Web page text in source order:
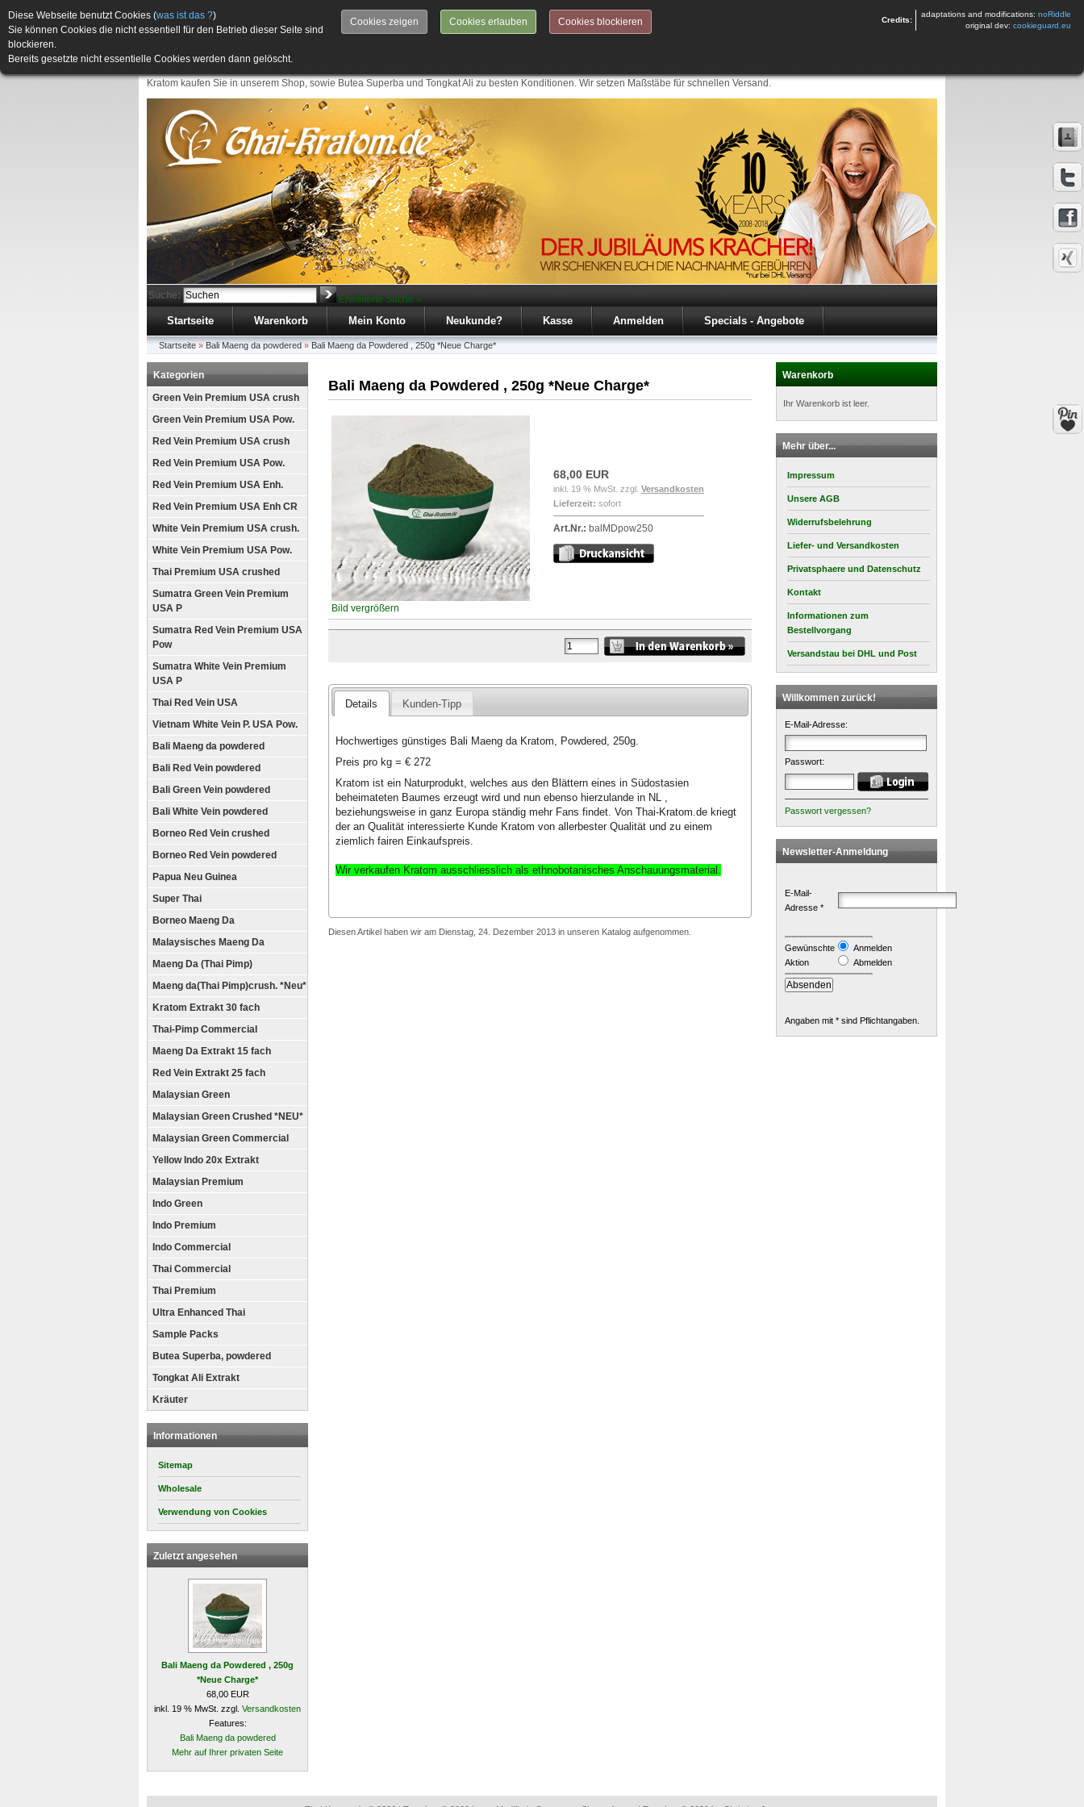
Credits:
adaptations and modifications: noRiddle
original dev: cookieguard.eu
Diese Webseite benutzt Cookies (was ist das ?)
Sie können Cookies die nicht essentiell für den Betrieb dieser Seite sind
blockieren.
Bereits gesetzte nicht essentielle Cookies werden dann gelöscht.
Cookies zeigen Cookies erlauben Cookies blockieren
Kratom kaufen Sie in unserem Shop, sowie Butea Superba und Tongkat Ali zu besten Konditionen. Wir setzen Maßstäbe für schnellen Versand.
Suche: Erweiterte Suche »
Startseite Warenkorb Mein Konto Neukunde? Kasse Anmelden Specials - Angebote
Startseite » Bali Maeng da powdered » Bali Maeng da Powdered , 250g *Neue Charge*
Kategorien
Green Vein Premium USA crush
Green Vein Premium USA Pow.
Red Vein Premium USA crush
Red Vein Premium USA Pow.
Red Vein Premium USA Enh.
Red Vein Premium USA Enh CR
White Vein Premium USA crush.
White Vein Premium USA Pow.
Thai Premium USA crushed
Sumatra Green Vein Premium
USA P
Sumatra Red Vein Premium USA
Pow
Sumatra White Vein Premium
USA P
Thai Red Vein USA
Vietnam White Vein P. USA Pow.
Bali Maeng da powdered
Bali Red Vein powdered
Bali Green Vein powdered
Bali White Vein powdered
Borneo Red Vein crushed
Borneo Red Vein powdered
Papua Neu Guinea
Super Thai
Borneo Maeng Da
Malaysisches Maeng Da
Maeng Da (Thai Pimp)
Maeng da(Thai Pimp)crush. *Neu*
Kratom Extrakt 30 fach
Thai-Pimp Commercial
Maeng Da Extrakt 15 fach
Red Vein Extrakt 25 fach
Malaysian Green
Malaysian Green Crushed *NEU*
Malaysian Green Commercial
Yellow Indo 20x Extrakt
Malaysian Premium
Indo Green
Indo Premium
Indo Commercial
Thai Commercial
Thai Premium
Ultra Enhanced Thai
Sample Packs
Butea Superba, powdered
Tongkat Ali Extrakt
Kräuter
Informationen
Sitemap
Wholesale
Verwendung von Cookies
Zuletzt angesehen
Bali Maeng da Powdered , 250g
*Neue Charge*
68,00 EUR
inkl. 19 % MwSt. zzgl. Versandkosten
Features:
Bali Maeng da powdered
Mehr auf Ihrer privaten Seite
Bali Maeng da Powdered , 250g *Neue Charge*
Bild vergrößern
68,00 EUR
inkl. 19 % MwSt. zzgl. Versandkosten
Lieferzeit: sofort
Art.Nr.: balMDpow250
Details Kunden-Tipp
Hochwertiges günstiges Bali Maeng da Kratom, Powdered, 250g.
Preis pro kg = € 272
Kratom ist ein Naturprodukt, welches aus den Blättern eines in Südostasien
beheimateten Baumes erzeugt wird und nun ebenso hierzulande in NL ,
beziehungsweise in ganz Europa ständig mehr Fans findet. Von Thai-Kratom.de kriegt
der an Qualität interessierte Kunde Kratom von allerbester Qualität und zu einem
ziemlich fairen Einkaufspreis.
Wir verkaufen Kratom ausschliesslich als ethnobotanisches Anschauungsmaterial
Diesen Artikel haben wir am Dienstag, 24. Dezember 2013 in unseren Katalog aufgenommen.
Warenkorb
Ihr Warenkorb ist leer.
Mehr über...
Impressum
Unsere AGB
Widerrufsbelehrung
Liefer- und Versandkosten
Privatsphaere und Datenschutz
Kontakt
Informationen zum
Bestellvorgang
Versandstau bei DHL und Post
Willkommen zurück!
E-Mail-Adresse:
Passwort:
Passwort vergessen?
Newsletter-Anmeldung
E-Mail-
Adresse *
Gewünschte
Aktion
Anmelden
Abmelden
Angaben mit * sind Pflichtangaben.